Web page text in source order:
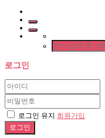
로그인
로그인 유지 회원가입